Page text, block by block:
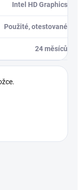
Intel HD Graphics
Použité, otestované
24 měsíců